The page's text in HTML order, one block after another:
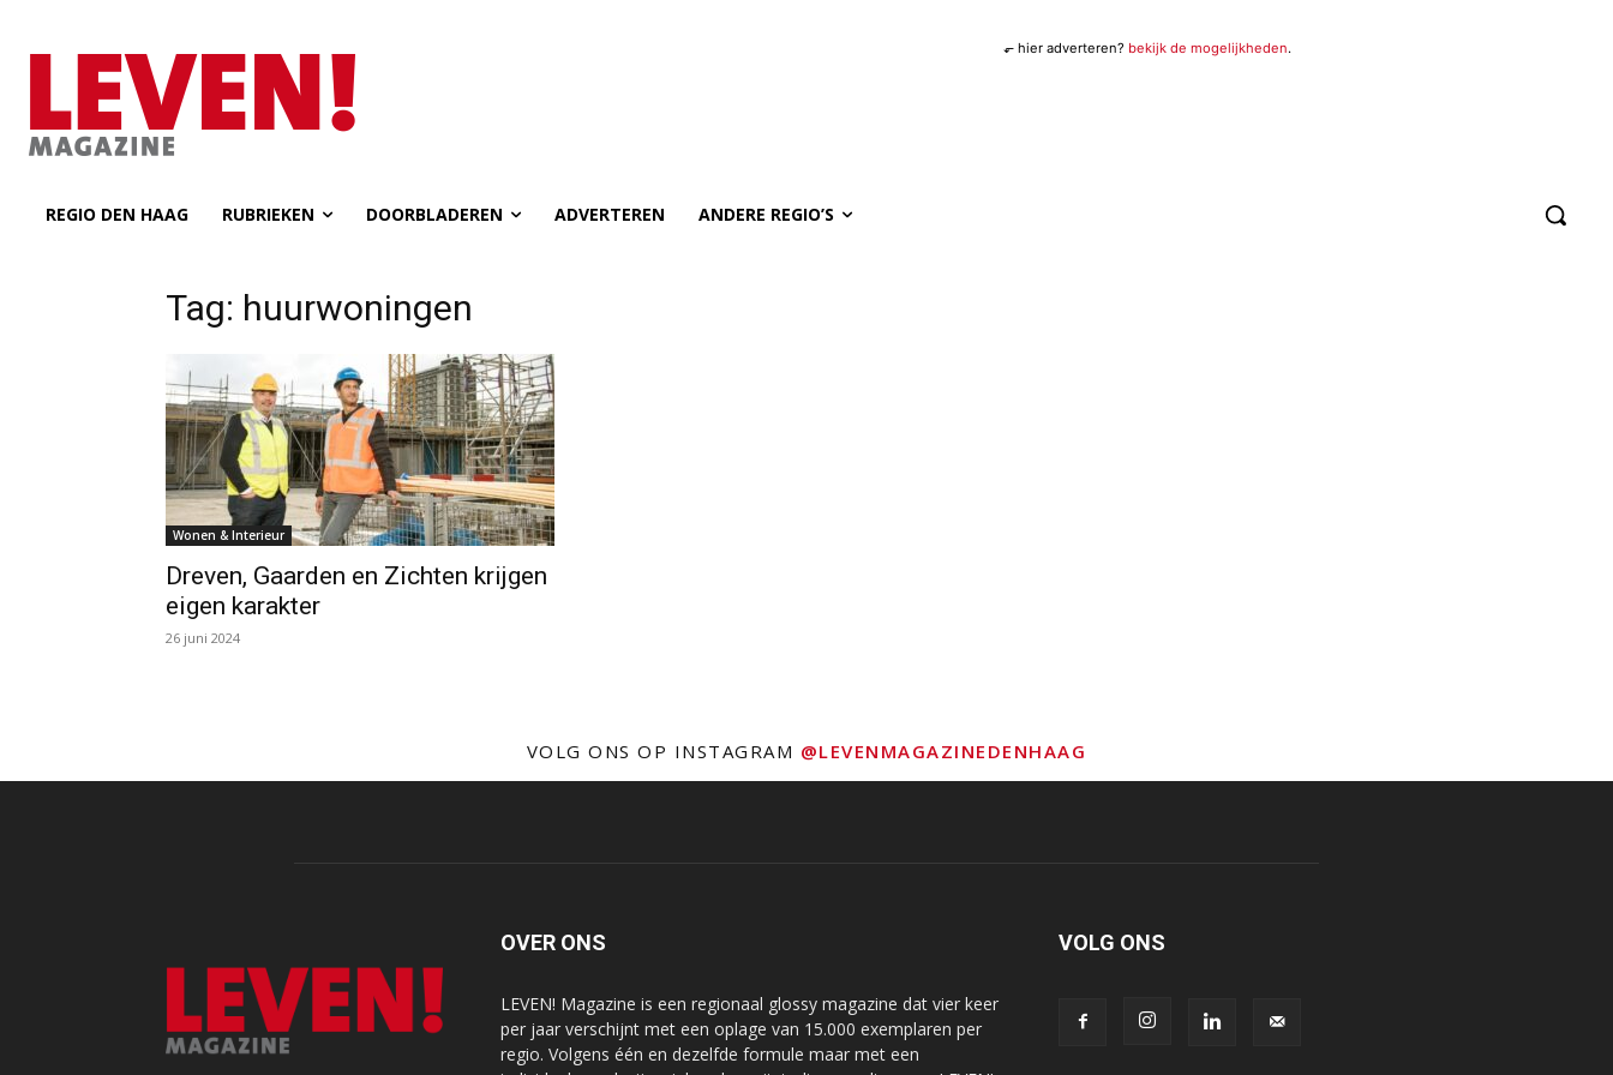
⬐ hier adverteren? bekijk de mogelijkheden.
REGIO DEN HAAG RUBRIEKEN DOORBLADEREN ADVERTEREN ANDERE REGIO’S
Tag: huurwoningen
Wonen & Interieur
Dreven, Gaarden en Zichten krijgen
eigen karakter
26 juni 2024
VOLG ONS OP INSTAGRAM @LEVENMAGAZINEDENHAAG
OVER ONS
LEVEN! Magazine is een regionaal glossy magazine dat vier keer
per jaar verschijnt met een oplage van 15.000 exemplaren per
regio. Volgens één en dezelfde formule maar met een
VOLG ONS